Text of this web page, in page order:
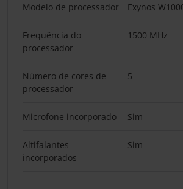
Modelo de processador Exynos
Frequência do
processador
1500 MHz
Número de cores de
processador
5
Microfone incorporado Sim
Altifalantes
incorporados
Sim